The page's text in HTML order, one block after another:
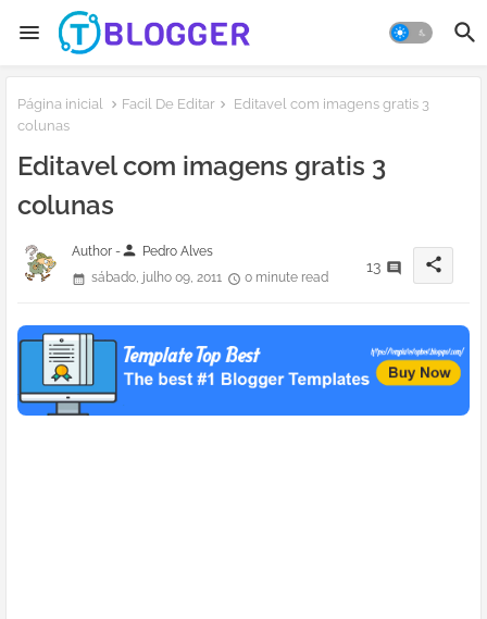
Página inicial Facil De Editar
Editavel com imagens gratis 3
colunas
Editavel com imagens gratis 3
colunas
Author -person Pedro Alves
sábado, julho 09, 2011
0 minute read
13 share